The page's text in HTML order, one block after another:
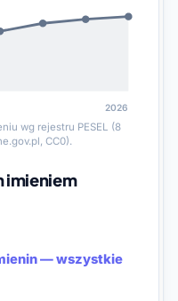
2026
wg rejestru PESEL (8
CC0).
imieniem
— wszystkie